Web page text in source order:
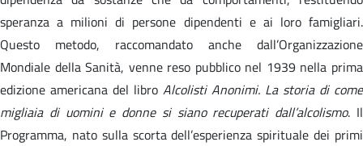
speranza a milioni di persone dipendenti e ai loro famigliari.
Questo metodo, raccomandato anche dall’Organizzazione
Mondiale della Sanità, venne reso pubblico nel 1939 nella prima
edizione americana del libro Alcolisti Anonimi. La storia di come
migliaia di uomini e donne si siano recuperati dall’alcolismo. Il
Programma, nato sulla scorta dell’esperienza spirituale dei primi